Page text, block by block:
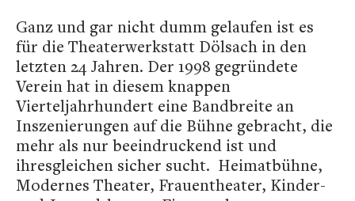
Ganz und gar nicht dumm gelaufen ist es
für die Theaterwerkstatt Dölsach in den
letzten 24 Jahren. Der 1998 gegründete
Verein hat in diesem knappen
Vierteljahrhundert eine Bandbreite an
Inszenierungen auf die Bühne gebracht, die
mehr als nur beeindruckend ist und
ihresgleichen sicher sucht. Heimatbühne,
Modernes Theater, Frauentheater, Kinder-